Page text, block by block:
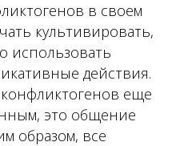
в своем
культивировать,
использовать
действия.
еще
это общение
образом, все